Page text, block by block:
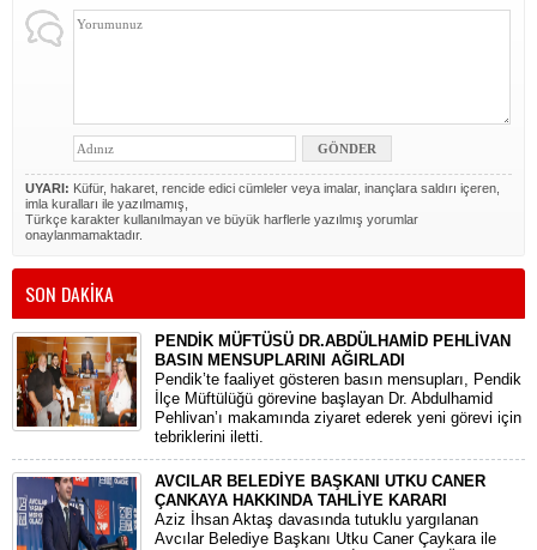
UYARI: Küfür, hakaret, rencide edici cümleler veya imalar, inançlara saldırı içeren,
imla kuralları ile yazılmamış,
Türkçe karakter kullanılmayan ve büyük harflerle yazılmış yorumlar
onaylanmamaktadır.
SON DAKİKA
PENDİK MÜFTÜSÜ DR.ABDÜLHAMİD PEHLİVAN
BASIN MENSUPLARINI AĞIRLADI
​Pendik’te faaliyet gösteren basın mensupları, Pendik
İlçe Müftülüğü görevine başlayan Dr. Abdulhamid
Pehlivan’ı makamında ziyaret ederek yeni görevi için
tebriklerini iletti.
AVCILAR BELEDİYE BAŞKANI UTKU CANER
ÇANKAYA HAKKINDA TAHLİYE KARARI
​Aziz İhsan Aktaş davasında tutuklu yargılanan
Avcılar Belediye Başkanı Utku Caner Çaykara ile